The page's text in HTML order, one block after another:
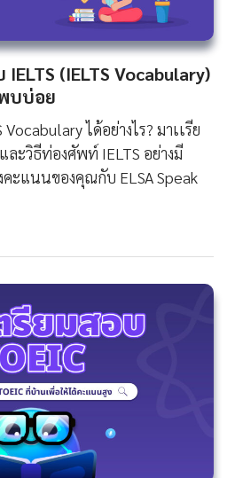
(IELTS Vocabulary)
บบ่อย
ได้อย่างไร? มาเเรีย
ะวิธีท่องศัพท์ IELTS อย่างมี
ะแนนของคุณกับ ELSA Speak